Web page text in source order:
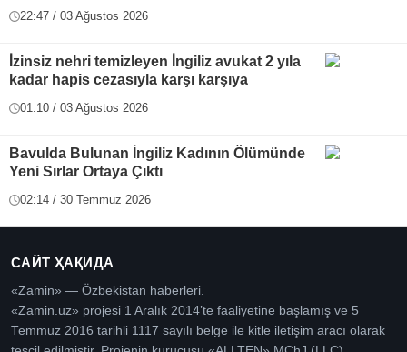
22:47 / 03 Ağustos 2026
İzinsiz nehri temizleyen İngiliz avukat 2 yıla
kadar hapis cezasıyla karşı karşıya
01:10 / 03 Ağustos 2026
Bavulda Bulunan İngiliz Kadının Ölümünde
Yeni Sırlar Ortaya Çıktı
02:14 / 30 Temmuz 2026
САЙТ ҲАҚИДА
«Zamin» — Özbekistan haberleri.
«Zamin.uz» projesi 1 Aralık 2014’te faaliyetine başlamış ve 5
Temmuz 2016 tarihli 1117 sayılı belge ile kitle iletişim aracı olarak